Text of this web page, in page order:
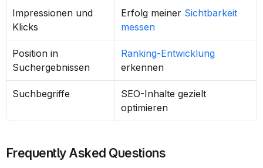
Impressionen und
Klicks
Erfolg meiner Sichtbarkeit
messen
Position in
Suchergebnissen
Ranking-Entwicklung
erkennen
Suchbegriffe
SEO-Inhalte gezielt
optimieren
Frequently Asked Questions